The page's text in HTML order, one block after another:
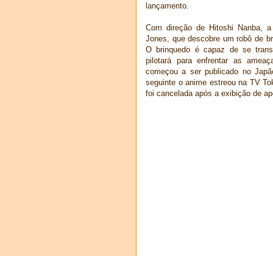
lançamento.
Com direção de Hitoshi Nanba,
Jones, que descobre um robô de
O brinquedo é capaz de se
pilotará para enfrentar as
começou a ser publicado no
seguinte o anime estreou na TV
foi cancelada após a exibição de